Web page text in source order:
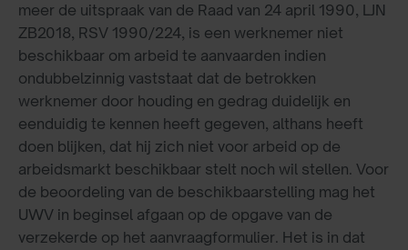
meer de uitspraak van de Raad van 24 april 1990, LJN
ZB2018, RSV 1990/224, is een werknemer niet
beschikbaar om arbeid te aanvaarden indien
ondubbelzinnig vaststaat dat de betrokken
werknemer door houding en gedrag duidelijk en
eenduidig te kennen heeft gegeven, althans heeft
doen blijken, dat hij zich niet voor arbeid op de
arbeidsmarkt beschikbaar stelt noch wil stellen. Voor
de beoordeling van de beschikbaarstelling mag het
UWV in beginsel afgaan op de opgave van de
verzekerde op het aanvraagformulier. Het is in dat